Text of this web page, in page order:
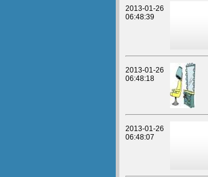
2013-01-26
06:48:39
2013-01-26
06:48:18
2013-01-26
06:48:07